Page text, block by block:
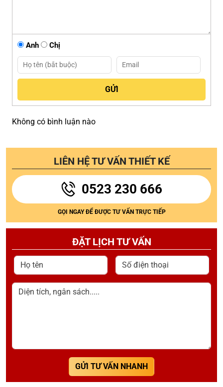
Anh Chị
Không có bình luận nào
LIÊN HỆ TƯ VẤN THIẾT KẾ
0523 230 666
GỌI NGAY ĐỂ ĐƯỢC TƯ VẤN TRỰC TIẾP
ĐẶT LỊCH TƯ VẤN
Họ tên Số điện thoại
Diện tích, ngân sách.....
GỬI TƯ VẤN NHANH